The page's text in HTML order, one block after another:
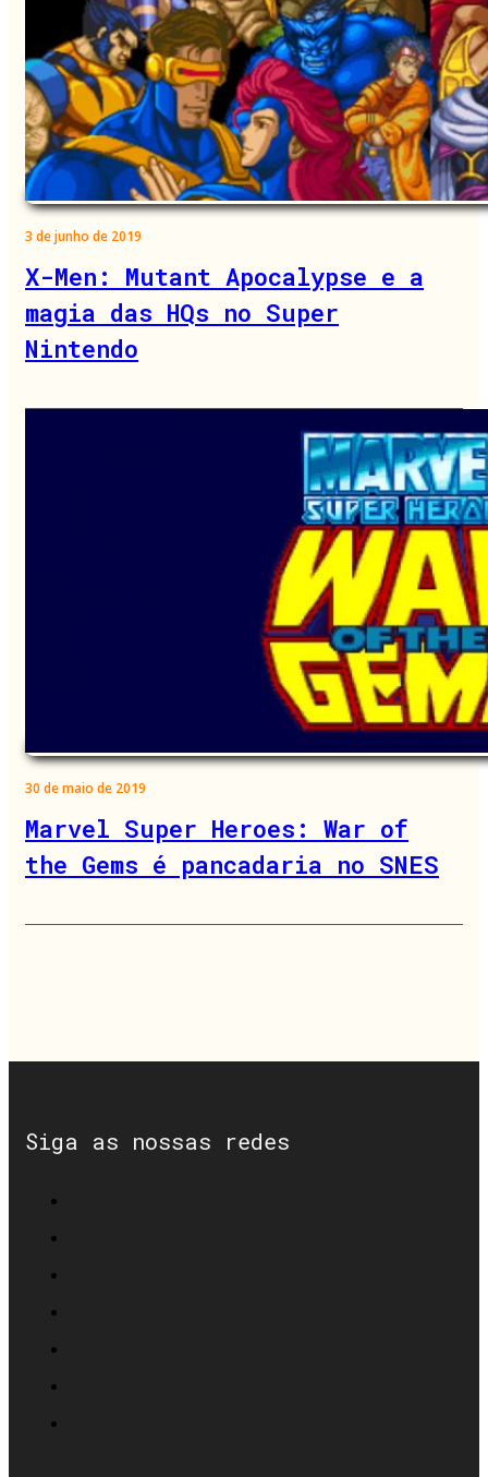
3 de junho de 2019
X-Men: Mutant Apocalypse e a
magia das HQs no Super
Nintendo
30 de maio de 2019
Marvel Super Heroes: War of
the Gems é pancadaria no SNES
Siga as nossas redes